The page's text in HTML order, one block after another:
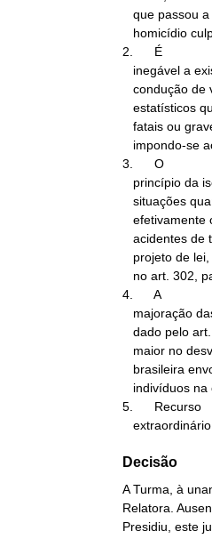
2.      É
3.      O
4.      A
5.      Recurso
Decisão
A Turma, à
Relatora.
Presidiu, este